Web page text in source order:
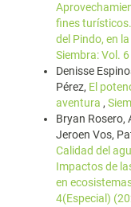
fines
del Pindo, en
Siembra: Vol.
Denisse
Pérez, El
aventura ,
Bryan Rosero,
Jeroen Vos,
Calidad del
Impactos de
en
4(Especial)